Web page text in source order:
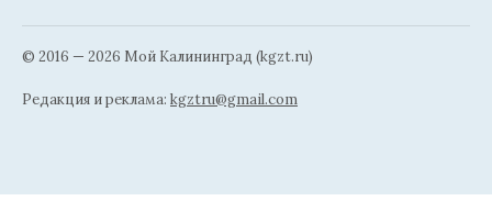
© 2016 — 2026 Мой Калининград (kgzt.ru)
Редакция и реклама: kgztru@gmail.com